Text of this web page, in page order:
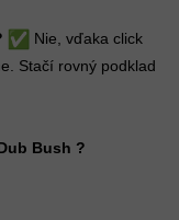
Nie, vďaka click
Stačí rovný podklad
Bush ?